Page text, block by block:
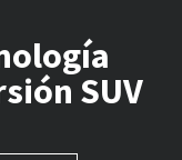
SUV